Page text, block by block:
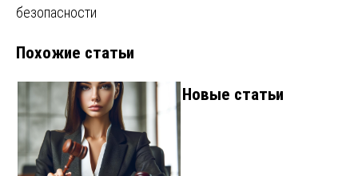
безопасности
Похожие статьи
Новые статьи